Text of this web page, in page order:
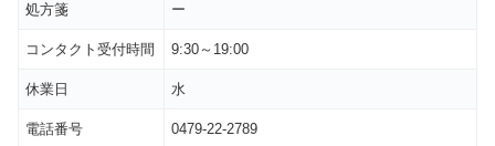
処方箋 ー
コンタクト受付時間 9:30～19:00
休業日 水
電話番号 0479-22-2789